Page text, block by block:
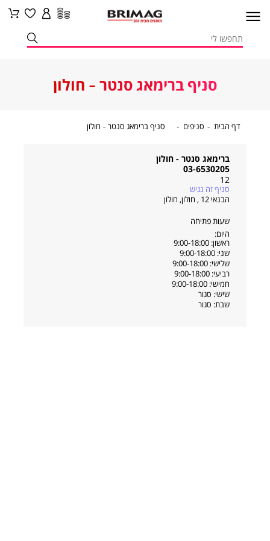
סניף ברימאג סנטר - חולון
דף הבית דף סניפים סניפיםסניף ברימאג סנטר - חולון
ברימאג סנטר - חולון
03-6530205
12
סניף זה נגיש
הבנאי 12 , חולון
, חולון
שעות פתיחה
היום:
ראשון: 9:00-18:00
שני: 9:00-18:00
שלישי: 9:00-18:00
רביעי: 9:00-18:00
חמישי: 9:00-18:00
שישי: סגור
שבת: סגור